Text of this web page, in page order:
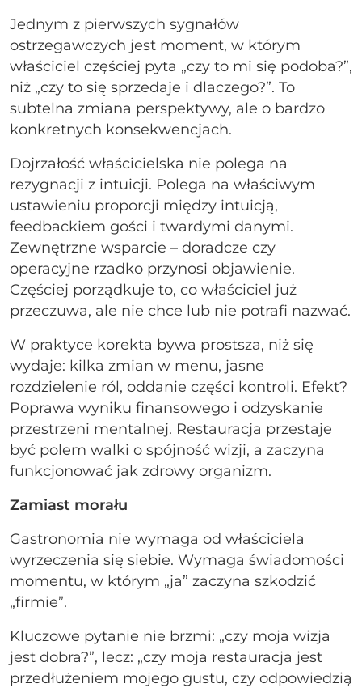
Jednym z pierwszych sygnałów
ostrzegawczych jest moment, w którym
właściciel częściej pyta „czy to mi się podoba?”,
niż „czy to się sprzedaje i dlaczego?”. To
subtelna zmiana perspektywy, ale o bardzo
konkretnych konsekwencjach.
Dojrzałość właścicielska nie polega na
rezygnacji z intuicji. Polega na właściwym
ustawieniu proporcji między intuicją,
feedbackiem gości i twardymi danymi.
Zewnętrzne wsparcie – doradcze czy
operacyjne rzadko przynosi objawienie.
Częściej porządkuje to, co właściciel już
przeczuwa, ale nie chce lub nie potrafi nazwać.
W praktyce korekta bywa prostsza, niż się
wydaje: kilka zmian w menu, jasne
rozdzielenie ról, oddanie części kontroli. Efekt?
Poprawa wyniku finansowego i odzyskanie
przestrzeni mentalnej. Restauracja przestaje
być polem walki o spójność wizji, a zaczyna
funkcjonować jak zdrowy organizm.
Zamiast morału
Gastronomia nie wymaga od właściciela
wyrzeczenia się siebie. Wymaga świadomości
momentu, w którym „ja” zaczyna szkodzić
„firmie”.
Kluczowe pytanie nie brzmi: „czy moja wizja
jest dobra?”, lecz: „czy moja restauracja jest
przedłużeniem mojego gustu, czy odpowiedzią